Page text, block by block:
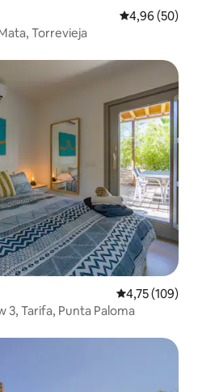
4,96 de uma
4,96 (50)
Torrevieja
4,75 de uma
4,75 (109)
3, Tarifa, Punta Paloma